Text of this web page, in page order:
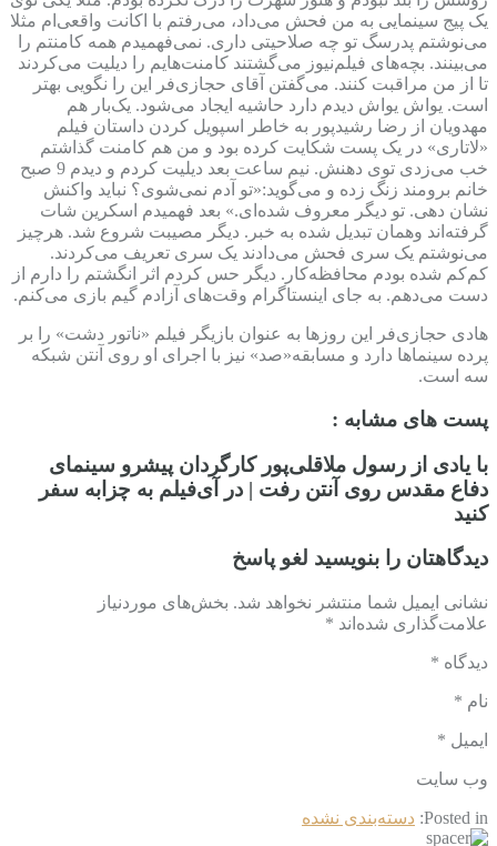
یک پیج سینمایی به من فحش می‌داد، می‌رفتم با اکانت واقعی‌ام مثلا
می‌نوشتم پدرسگ تو چه صلاحیتی داری. نمی‌فهمیدم همه کامنتم را
می‌بینند. بچه‌های فیلم‌نیوز می‌گشتند کامنت‌هایم را دیلیت می‌کردند
تا از من مراقبت کنند. می‌گفتن آقای حجازی‌فر این را نگویی بهتر
است. یواش یواش دیدم دارد حاشیه ایجاد می‌شود. یک‌بار هم
مهدویان از رضا رشیدپور به خاطر اسپویل کردن داستان فیلم
«لاتاری» در یک پست شکایت کرده بود و من هم کامنت گذاشتم
خب می‌زدی توی دهنش. نیم ساعت بعد دیلیت کردم و دیدم 9 صبح
خانم برومند زنگ زده و می‌گوید:«تو آدم نمی‌شوی؟ نباید واکنش
نشان دهی. تو دیگر معروف شده‌ای.» بعد فهمیدم اسکرین شات
گرفته‌اند وهمان تبدیل شده به خبر. دیگر مصیبت شروع شد. هرچیز
می‌نوشتم یک سری فحش می‌دادند یک سری تعریف می‌کردند.
کم‌کم شده بودم محافظه‌کار. دیگر حس کردم اثر انگشتم را دارم از
دست می‌دهم. به جای اینستاگرام وقت‌های آزادم گیم بازی می‌کنم.
هادی حجازی‌فر این روزها به عنوان بازیگر فیلم «ناتور دشت» را بر
پرده سینماها دارد و مسابقه«صد» نیز با اجرای او روی آنتن شبکه
سه است.
پست های مشابه :
با یادی از رسول ملاقلی‌پور کارگردان پیشرو سینمای
دفاع مقدس روی آنتن رفت | در آی‌فیلم به چزابه سفر
کنید
دیدگاهتان را بنویسید لغو پاسخ
نشانی ایمیل شما منتشر نخواهد شد. بخش‌های موردنیاز
علامت‌گذاری شده‌اند *
دیدگاه *
نام *
ایمیل *
وب‌ سایت
Posted in: دسته‌بندی نشده